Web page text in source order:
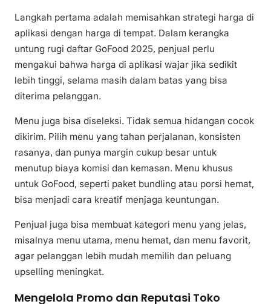
Langkah pertama adalah memisahkan strategi harga di
aplikasi dengan harga di tempat. Dalam kerangka
untung rugi daftar GoFood 2025, penjual perlu
mengakui bahwa harga di aplikasi wajar jika sedikit
lebih tinggi, selama masih dalam batas yang bisa
diterima pelanggan.
Menu juga bisa diseleksi. Tidak semua hidangan cocok
dikirim. Pilih menu yang tahan perjalanan, konsisten
rasanya, dan punya margin cukup besar untuk
menutup biaya komisi dan kemasan. Menu khusus
untuk GoFood, seperti paket bundling atau porsi hemat,
bisa menjadi cara kreatif menjaga keuntungan.
Penjual juga bisa membuat kategori menu yang jelas,
misalnya menu utama, menu hemat, dan menu favorit,
agar pelanggan lebih mudah memilih dan peluang
upselling meningkat.
Mengelola Promo dan Reputasi Toko